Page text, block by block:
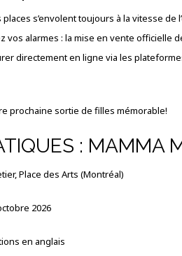
s’envolent toujours à la vitesse de
vos alarmes : la mise en vente officielle
directement en ligne via les
prochaine sortie de filles mémorable!
: MAMMA
Place des Arts (Montréal)
2026
en anglais